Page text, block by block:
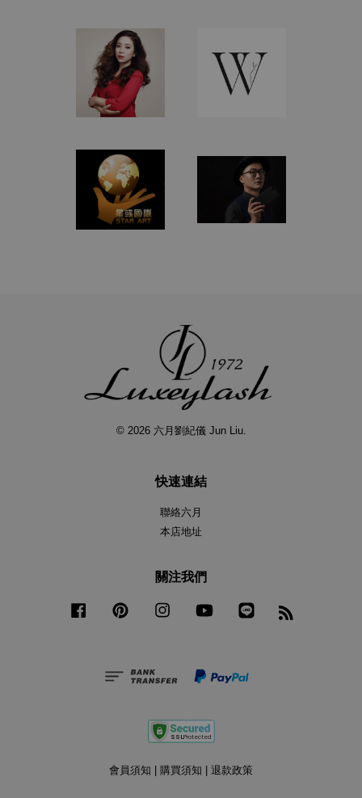
© 2026 六月劉紀儀 Jun Liu.
快速連結
聯絡六月
本店地址
關注我們
Facebook Pinterest Instagram YouTube
會員須知 購買須知 退款政策